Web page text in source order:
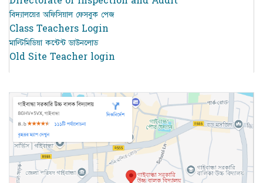
বিদ্যালয়ের অফিসিয়াল ফেসবুক পেজ
Class Teachers Login
মাল্টিমিডিয়া কন্টেন্ট ডাউনলোড
Old Site Teacher login